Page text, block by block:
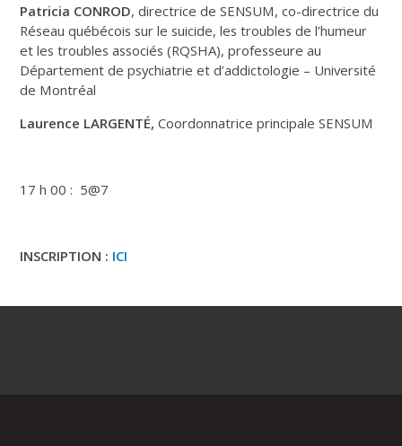
Patricia CONROD, directrice de SENSUM, co-directrice du
Réseau québécois sur le suicide, les troubles de l’humeur
et les troubles associés (RQSHA), professeure au
Département de psychiatrie et d’addictologie – Université
de Montréal
Laurence LARGENTÉ,Coordonnatrice principale SENSUM
17 h 00 : 5@7
INSCRIPTION : ICI